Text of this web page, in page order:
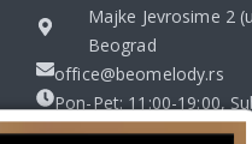
Majke Jevrosime 2
Beograd
office@beomelody.rs
Pon-Pet: 11:00-19:00,
radimo